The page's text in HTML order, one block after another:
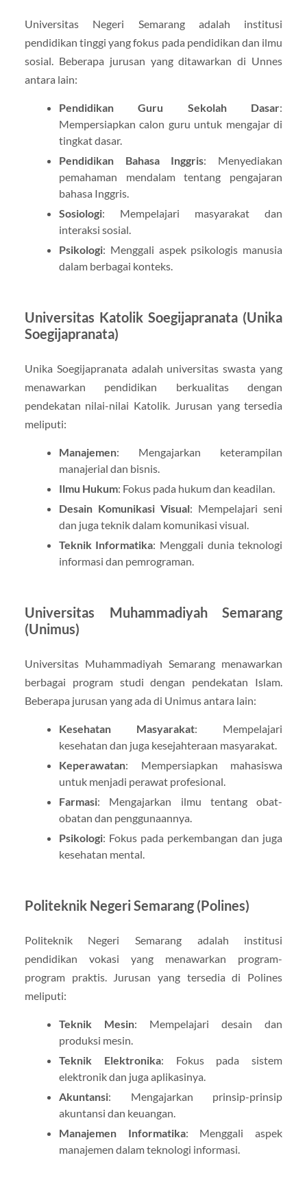
Universitas Negeri Semarang adalah institusi
pendidikan tinggi yang fokus pada pendidikan dan ilmu
sosial. Beberapa jurusan yang ditawarkan di Unnes
antara lain:
Pendidikan Guru Sekolah Dasar:
Mempersiapkan calon guru untuk mengajar di
tingkat dasar.
Pendidikan Bahasa Inggris: Menyediakan
pemahaman mendalam tentang pengajaran
bahasa Inggris.
Sosiologi: Mempelajari masyarakat dan
interaksi sosial.
Psikologi: Menggali aspek psikologis manusia
dalam berbagai konteks.
Universitas Katolik Soegijapranata (Unika
Soegijapranata)
Unika Soegijapranata adalah universitas swasta yang
menawarkan pendidikan berkualitas dengan
pendekatan nilai-nilai Katolik. Jurusan yang tersedia
meliputi:
Manajemen: Mengajarkan keterampilan
manajerial dan bisnis.
Ilmu Hukum: Fokus pada hukum dan keadilan.
Desain Komunikasi Visual: Mempelajari seni
dan juga teknik dalam komunikasi visual.
Teknik Informatika: Menggali dunia teknologi
informasi dan pemrograman.
Universitas Muhammadiyah Semarang
(Unimus)
Universitas Muhammadiyah Semarang menawarkan
berbagai program studi dengan pendekatan Islam.
Beberapa jurusan yang ada di Unimus antara lain:
Kesehatan Masyarakat: Mempelajari
kesehatan dan juga kesejahteraan masyarakat.
Keperawatan: Mempersiapkan mahasiswa
untuk menjadi perawat profesional.
Farmasi: Mengajarkan ilmu tentang obat-
obatan dan penggunaannya.
Psikologi: Fokus pada perkembangan dan juga
kesehatan mental.
Politeknik Negeri Semarang (Polines)
Politeknik Negeri Semarang adalah institusi
pendidikan vokasi yang menawarkan program-
program praktis. Jurusan yang tersedia di Polines
meliputi:
Teknik Mesin: Mempelajari desain dan
produksi mesin.
Teknik Elektronika: Fokus pada sistem
elektronik dan juga aplikasinya.
Akuntansi: Mengajarkan prinsip-prinsip
akuntansi dan keuangan.
Manajemen Informatika: Menggali aspek
manajemen dalam teknologi informasi.